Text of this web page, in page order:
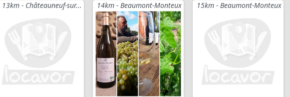
13km - Châteauneuf-sur... 14km - Beaumont-Monteux 15km - Beaumont-Monteux